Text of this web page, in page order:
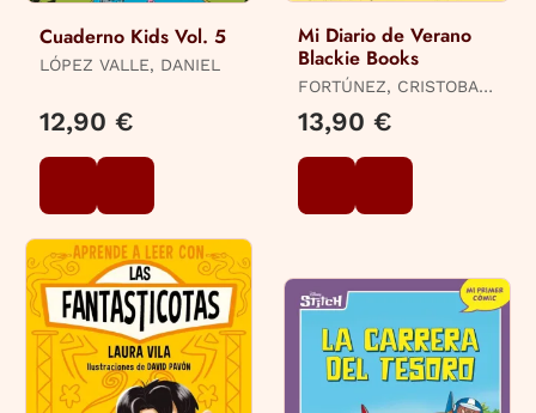
Cuaderno Kids Vol. 5
LÓPEZ VALLE, DANIEL
12,90 €
Mi Diario de Verano
Blackie Books
FORTÚNEZ, CRISTOBAL
13,90 €